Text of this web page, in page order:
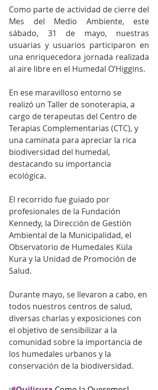
Como parte de actividad de cierre del
Mes del Medio Ambiente, este
sábado, 31 de mayo, nuestras
usuarias y usuarios participaron en
una enriquecedora jornada realizada
al aire libre en el Humedal O’Higgins.
En ese maravilloso entorno se
realizó un Taller de sonoterapia, a
cargo de terapeutas del Centro de
Terapias Complementarias (CTC), y
una caminata para apreciar la rica
biodiversidad del humedal,
destacando su importancia
ecológica.
El recorrido fue guiado por
profesionales de la Fundación
Kennedy, la Dirección de Gestión
Ambiental de la Municipalidad, el
Observatorio de Humedales Küla
Kura y la Unidad de Promoción de
Salud.
Durante mayo, se llevaron a cabo, en
todos nuestros centros de salud,
diversas charlas y exposiciones con
el objetivo de sensibilizar a la
comunidad sobre la importancia de
los humedales urbanos y la
conservación de la biodiversidad.